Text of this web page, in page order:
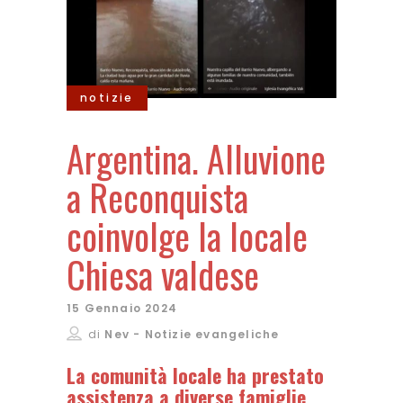
notizie
Argentina. Alluvione
a Reconquista
coinvolge la locale
Chiesa valdese
15 Gennaio 2024
di Nev - Notizie evangeliche
La comunità locale ha prestato
assistenza a diverse famiglie,